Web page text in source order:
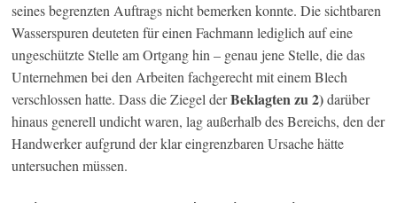
seines begrenzten Auftrags nicht bemerken konnte. Die sichtbaren
Wasserspuren deuteten für einen Fachmann lediglich auf eine
ungeschützte Stelle am Ortgang hin – genau jene Stelle, die das
Unternehmen bei den Arbeiten fachgerecht mit einem Blech
verschlossen hatte. Dass die Ziegel derBeklagten zu 2)darüber
hinaus generell undicht waren, lag außerhalb des Bereichs, den der
Handwerker aufgrund der klar eingrenzbaren Ursache hätte
untersuchen müssen.